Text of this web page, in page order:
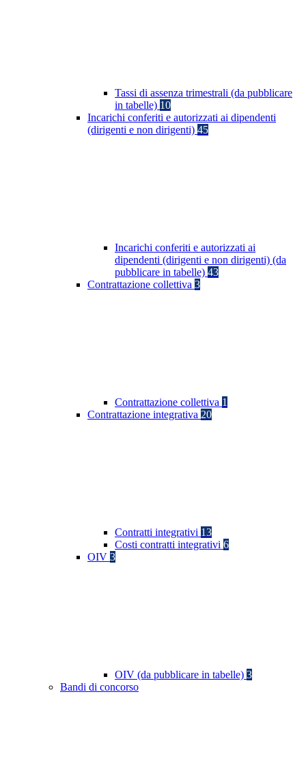
Tassi di assenza trimestrali (da pubblicare
in tabelle) 10
Incarichi conferiti e autorizzati ai dipendenti
(dirigenti e non dirigenti) 45
Incarichi conferiti e autorizzati ai
dipendenti (dirigenti e non dirigenti) (da
pubblicare in tabelle) 43
Contrattazione collettiva 3
Contrattazione collettiva 1
Contrattazione integrativa 20
Contratti integrativi 13
Costi contratti integrativi 6
OIV 3
OIV (da pubblicare in tabelle) 3
Bandi di concorso